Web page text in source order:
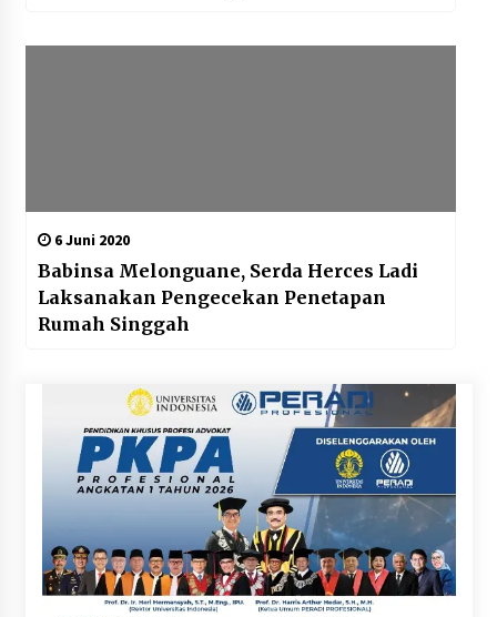
6 Juni 2020
Babinsa Melonguane, Serda Herces Ladi
Laksanakan Pengecekan Penetapan
Rumah Singgah